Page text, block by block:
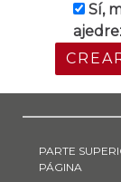
Sí,
PARTE
PÁGINA